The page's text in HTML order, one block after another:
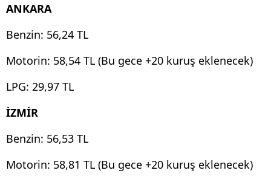
ANKARA
Benzin: 56,24 TL
Motorin: 58,54 TL (Bu gece +20 kuruş eklenecek)
LPG: 29,97 TL
İZMİR
Benzin: 56,53 TL
Motorin: 58,81 TL (Bu gece +20 kuruş eklenecek)